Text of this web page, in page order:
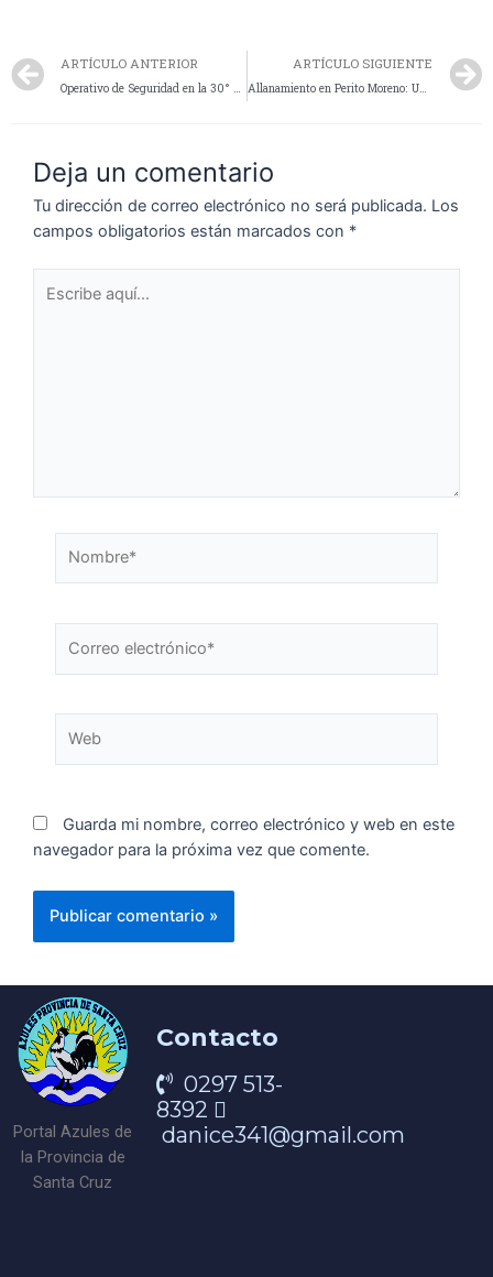
ARTÍCULO ANTERIOR
Operativo de Seguridad en la 30° Edición del Festival de la Cueva de las Manos llevada a cabo en la majestuosa ciudad de Perito Moreno
ARTÍCULO SIGUIENTE
Allanamiento en Perito Moreno: Una persona detenida y herramientas incautadas
Deja un comentario
Tu dirección de correo electrónico no será publicada. Los
campos obligatorios están marcados con *
Guarda mi nombre, correo electrónico y web en este
navegador para la próxima vez que comente.
Portal Azules de
la Provincia de
Santa Cruz
Contacto
0297 513-
8392
danice341@gmail.com